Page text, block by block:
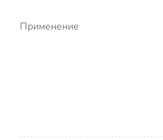
Применение